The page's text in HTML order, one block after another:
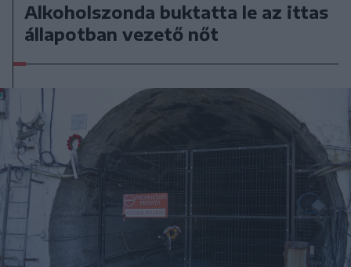
Alkoholszonda buktatta le az ittas
állapotban vezető nőt